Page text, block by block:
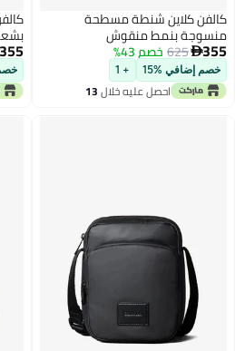
كالفن كلاين شنطة مسطحة
منسوجة بنمط منقوش
355
625خصم 43%
خصم إضافي %15 + 1
احصل عليه خلال13
اغسطس
355
خصم